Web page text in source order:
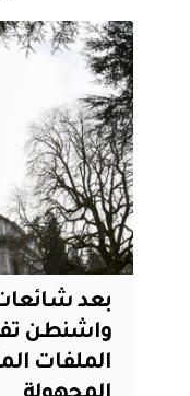
بعد
واشنطن
الملفات